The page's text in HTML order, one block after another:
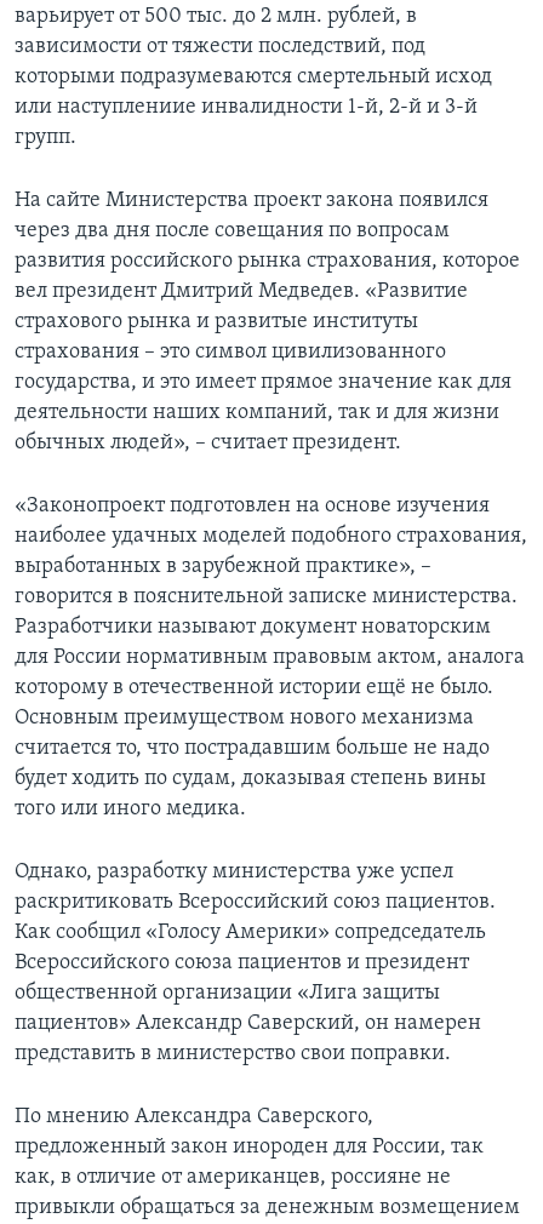
варьирует от 500 тыс. до 2 млн. рублей, в
зависимости от тяжести последствий, под
которыми подразумеваются смертельный исход
или наступлениие инвалидности 1-й, 2-й и 3-й
групп.
На сайте Министерства проект закона появился
через два дня после совещания по вопросам
развития российского рынка страхования, которое
вел президент Дмитрий Медведев. «Развитие
страхового рынка и развитые институты
страхования – это символ цивилизованного
государства, и это имеет прямое значение как для
деятельности наших компаний, так и для жизни
обычных людей», – считает президент.
«Законопроект подготовлен на основе изучения
наиболее удачных моделей подобного страхования,
выработанных в зарубежной практике», –
говорится в пояснительной записке министерства.
Разработчики называют документ новаторским
для России нормативным правовым актом, аналога
которому в отечественной истории ещё не было.
Основным преимуществом нового механизма
считается то, что пострадавшим больше не надо
будет ходить по судам, доказывая степень вины
того или иного медика.
Однако, разработку министерства уже успел
раскритиковать Всероссийский союз пациентов.
Как сообщил «Голосу Америки» сопредседатель
Всероссийского союза пациентов и президент
общественной организации «Лига защиты
пациентов» Александр Саверский, он намерен
представить в министерство свои поправки.
По мнению Александра Саверского,
предложенный закон инороден для России, так
как, в отличие от американцев, россияне не
привыкли обращаться за денежным возмещением